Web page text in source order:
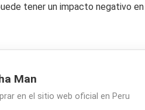
tener un impacto negativo
Man
en el sitio web oficial en Peru